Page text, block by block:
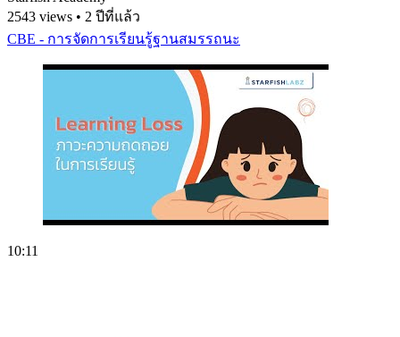
2543 views • 2 ปีที่แล้ว
CBE - การจัดการเรียนรู้ฐานสมรรถนะ
10:11